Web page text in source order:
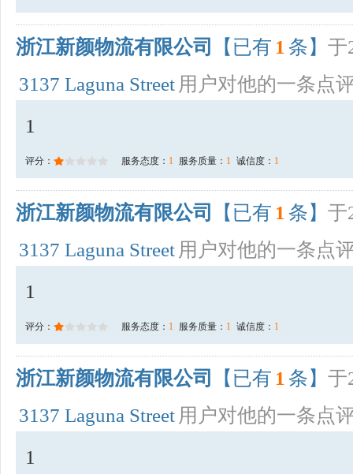
浙江新颜物流有限公司 【已有 1 条】 于
3137 Laguna Street 用户对他的一条点
1
评分： 服务态度： 1 服务质量： 1 诚信度： 1
浙江新颜物流有限公司 【已有 1 条】 于
3137 Laguna Street 用户对他的一条点
1
评分： 服务态度： 1 服务质量： 1 诚信度： 1
浙江新颜物流有限公司 【已有 1 条】 于
3137 Laguna Street 用户对他的一条点
1